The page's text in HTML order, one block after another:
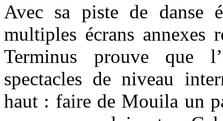
Avec sa piste de danse
multiples écrans annexes
Terminus prouve que
spectacles de niveau
haut : faire de Mouila un